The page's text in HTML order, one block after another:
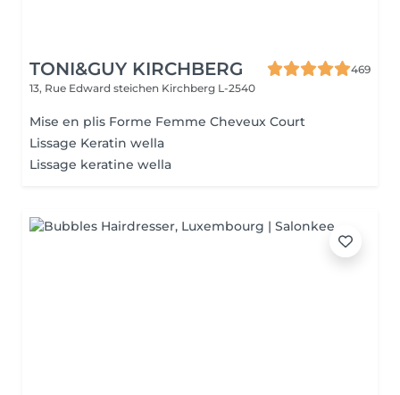
TONI&GUY KIRCHBERG
469
13, Rue Edward steichen Kirchberg L-2540
Mise en plis Forme Femme Cheveux Court
Lissage Keratin wella
Lissage keratine wella